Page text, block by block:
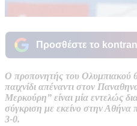
Προσθέστε το
O προπονητής του Ολυμπιακού
παιχνίδι απέναντι στον
Μερκούρη” είναι μία εντελώς
σύγκριση με εκείνο στην Αθήνα
3-0.